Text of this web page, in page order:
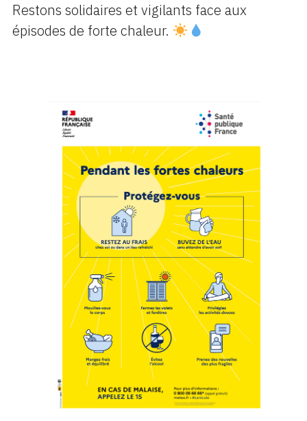
Restons solidaires et vigilants face aux
épisodes de forte chaleur.